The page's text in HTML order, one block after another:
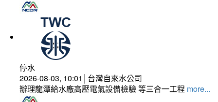
停水
2026-08-03, 10:01│台灣自來水公司
辦理龍潭給水廠高壓電氣設備檢驗 等三合一工程 more...